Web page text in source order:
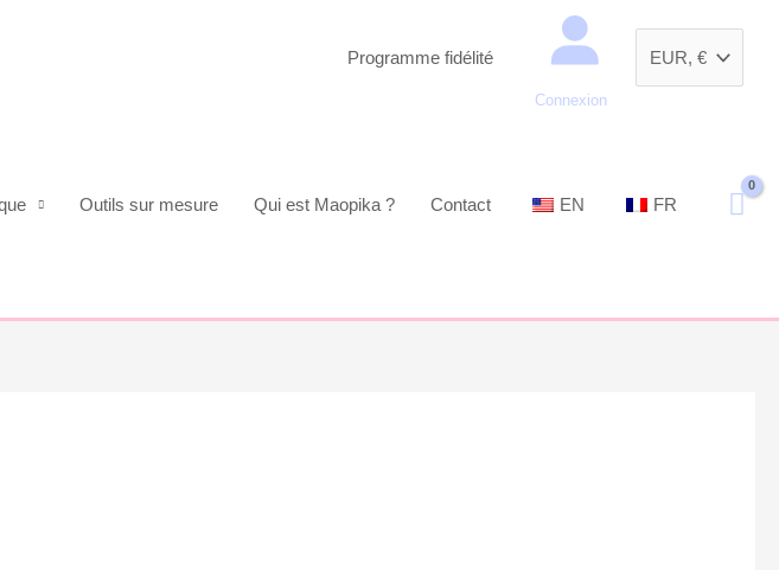
Programme fidélité
Connexion
Outils sur mesure Qui est Maopika ? Contact EN FR
Recherche